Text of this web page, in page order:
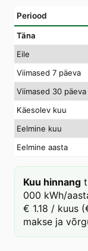
Periood
Täna
Eile
Viimased 7 päeva
Viimased 30 päeva
Käesolev kuu
Eelmine kuu
Eelmine aasta
Kuu hinnang
000 kWh/
€ 1.18 / kuus
makse ja